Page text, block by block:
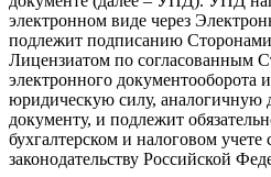
электронном виде через
подлежит подписанию Сторонами
Лицензиатом по согласованным
электронного
юридическую силу, аналогичную
документу, и подлежит
бухгалтерском и налоговом
законодательству Российской